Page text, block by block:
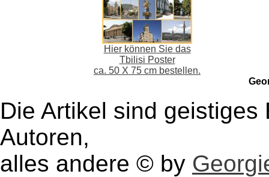
Hier können Sie das
Tbilisi Poster
ca. 50 X 75 cm bestellen.
Die Artikel sind
Autoren,
alles andere © by